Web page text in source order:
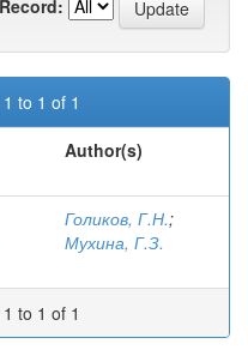
to 1 of 1
Author(s)
Голиков, Г.Н.;
Мухина, Г.З.
to 1 of 1